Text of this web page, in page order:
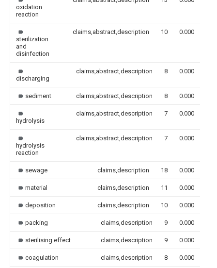
oxidation
reaction
sterilization
and
disinfection
claims,abstract,description 10 0.000
discharging
claims,abstract,description 8 0.000
sediment claims,abstract,description 8 0.000
hydrolysis
claims,abstract,description 7 0.000
hydrolysis
reaction
claims,abstract,description 7 0.000
sewage claims,description 18 0.000
material claims,description 11 0.000
deposition claims,description 10 0.000
packing claims,description 9 0.000
sterilising effect claims,description 9 0.000
coagulation claims,description 8 0.000